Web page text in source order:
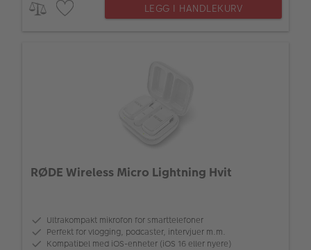
LEGG I HANDLEKURV
RØDE Wireless Micro Lightning Hvit
Ultrakompakt mikrofon for smarttelefoner
Perfekt for vlogging, podcaster, intervjuer m.m.
Kompatibel med iOS-enheter (iOS 16 eller nyere)